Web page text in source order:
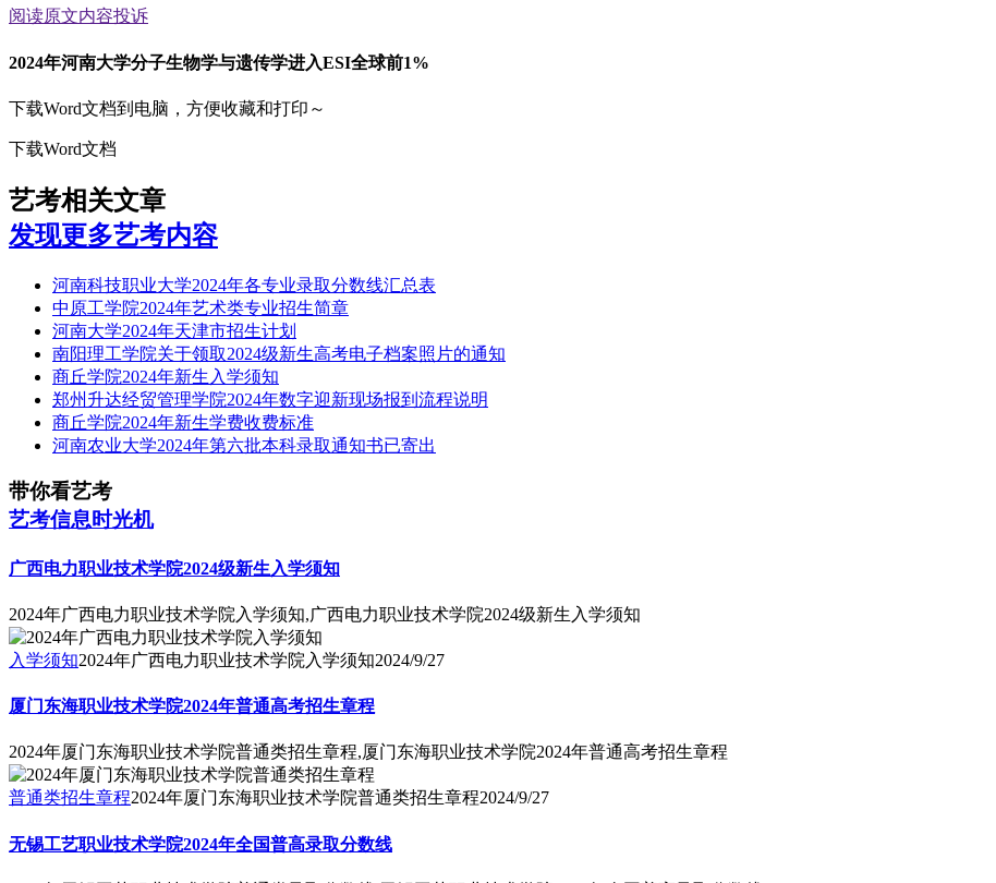
阅读原文内容投诉
2024年河南大学分子生物学与遗传学进入ESI全球前1%
下载Word文档到电脑，方便收藏和打印～
下载Word文档
艺考相关文章
发现更多艺考内容
河南科技职业大学2024年各专业录取分数线汇总表
中原工学院2024年艺术类专业招生简章
河南大学2024年天津市招生计划
南阳理工学院关于领取2024级新生高考电子档案照片的通知
商丘学院2024年新生入学须知
郑州升达经贸管理学院2024年数字迎新现场报到流程说明
商丘学院2024年新生学费收费标准
河南农业大学2024年第六批本科录取通知书已寄出
带你看艺考
艺考信息时光机
广西电力职业技术学院2024级新生入学须知
2024年广西电力职业技术学院入学须知,广西电力职业技术学院2024级新生入学须知
入学须知2024年广西电力职业技术学院入学须知2024/9/27
厦门东海职业技术学院2024年普通高考招生章程
2024年厦门东海职业技术学院普通类招生章程,厦门东海职业技术学院2024年普通高考招生章程
普通类招生章程2024年厦门东海职业技术学院普通类招生章程2024/9/27
无锡工艺职业技术学院2024年全国普高录取分数线